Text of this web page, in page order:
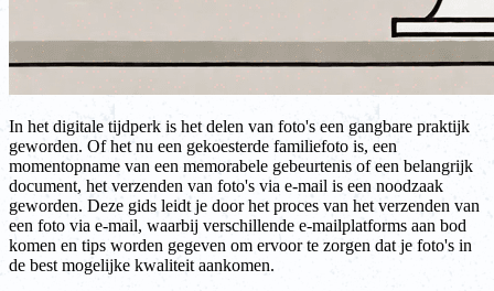
In het digitale tijdperk is het delen van foto's een gangbare praktijk
geworden. Of het nu een gekoesterde familiefoto is, een
momentopname van een memorabele gebeurtenis of een belangrijk
document, het verzenden van foto's via e-mail is een noodzaak
geworden. Deze gids leidt je door het proces van het verzenden van
een foto via e-mail, waarbij verschillende e-mailplatforms aan bod
komen en tips worden gegeven om ervoor te zorgen dat je foto's in
de best mogelijke kwaliteit aankomen.